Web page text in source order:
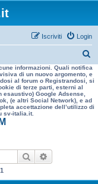
Login
Iscriviti
e
r
a
informazioni. Quali notifica
di un nuovo argomento, e
al forum o Registrandosi, si
di terze parti, esterni al
Google Adsense,
(e altri Social Network), e ad
accettazione dell’utilizzo di
sv-italia.it.
Cerca
1